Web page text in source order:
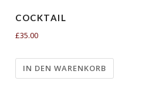
COCKTAIL
£35.00
IN DEN WARENKORB